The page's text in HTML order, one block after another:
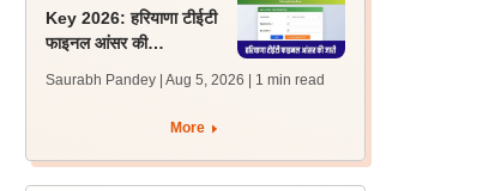
Key 2026: हरियाणा टीईटी
फाइनल आंसर की
Saurabh Pandey | Aug 5, 2026 | 1 min read
More